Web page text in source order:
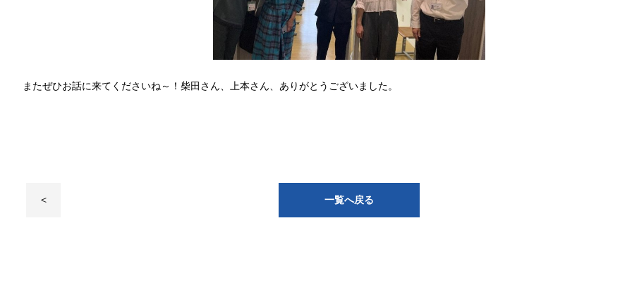
またぜひお話に来てくださいね～！柴田さん、上本さん、ありがとうございました。
< 一覧へ戻る